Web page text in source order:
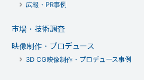
広報・PR事例
市場・技術調査
映像制作・プロデュース
3D CG映像制作・プロデュース事例